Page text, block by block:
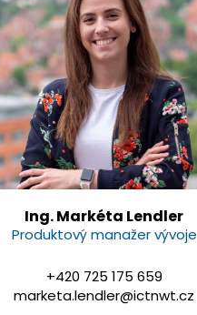
Ing. Markéta Lendler
Produktový manažer vývoje
+420 725 175 659
marketa.lendler@ictnwt.cz